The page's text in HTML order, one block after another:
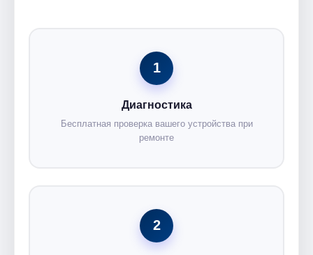
1
Диагностика
Бесплатная проверка вашего устройства при
ремонте
2